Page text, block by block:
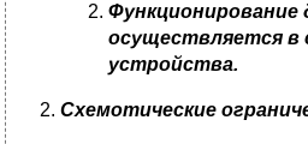
Функционирование
осуществляется в
устройства.
Схемотические